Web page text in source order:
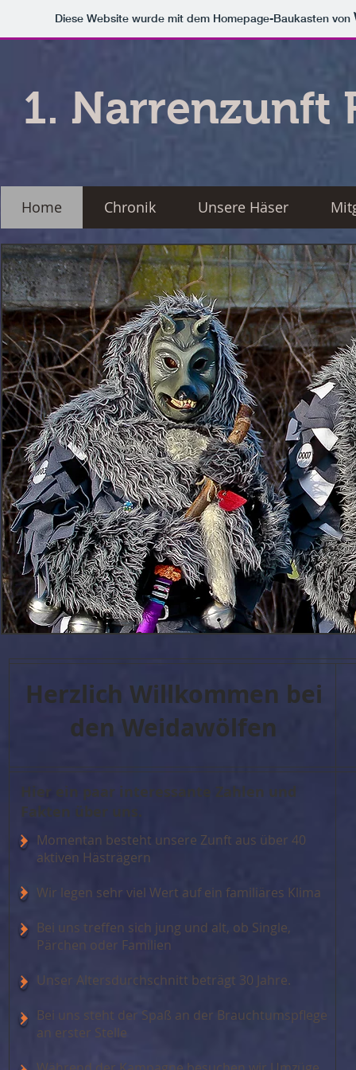
Diese Website wurde mit dem Homepage-Baukasten von
1. Narrenzunft
Home Chronik Unsere Häser
Herzlich Willkommen bei
den Weidawölfen
Hier ein paar interessante Zahlen und
Fakten über uns.
Momentan besteht unsere Zunft aus über 40
aktiven Hästrägern
Wir legen sehr viel Wert auf ein familiäres Klima
Bei uns treffen sich jung und alt, ob Single,
Pärchen oder Familien
Unser Altersdurchschnitt beträgt 30 Jahre.
Bei uns steht der Spaß an der Brauchtumspflege
an erster Stelle